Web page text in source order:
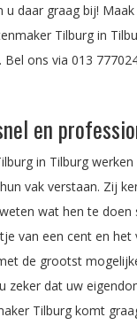
u daar graag bij!
Tilburg in
Bel ons via 013
en
in Tilburg
vak verstaan. Zij
wat hen te doen
van een cent en het
de grootst
zeker dat uw
Tilburg komt